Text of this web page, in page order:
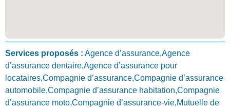
Services proposés : Agence d’assurance,Agence
d’assurance dentaire,Agence d’assurance pour
locataires,Compagnie d’assurance,Compagnie d’assurance
automobile,Compagnie d’assurance habitation,Compagnie
d’assurance moto,Compagnie d’assurance-vie,Mutuelle de